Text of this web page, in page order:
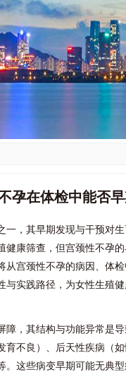
孕在体检中能否
一，其早期发现与干预对
康筛查，但宫颈性不孕
从宫颈性不孕的病因、体
实践路径，为女性生殖健
障，其结构与功能异常是
育不良）、后天性疾病（
。这些病变早期可能无典